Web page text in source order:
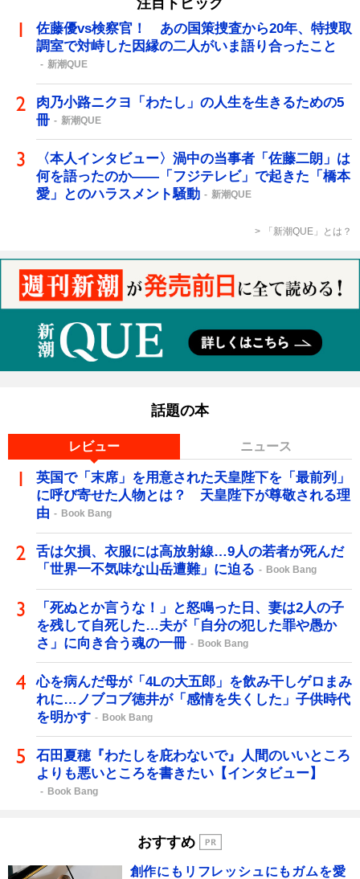
佐藤優vs検察官！ あの国策捜査から20年、特捜取
調室で対峙した因縁の二人がいま語り合ったこと
新潮QUE
肉乃小路ニクヨ「わたし」の人生を生きるための5
冊
新潮QUE
〈本人インタビュー〉渦中の当事者「佐藤二朗」は
何を語ったのか――「フジテレビ」で起きた「橋本
愛」とのハラスメント騒動
新潮QUE
「新潮QUE」とは？
話題の本
レビュー ニュース
英国で「末席」を用意された天皇陛下を「最前列」
に呼び寄せた人物とは？ 天皇陛下が尊敬される理
由
Book Bang
舌は欠損、衣服には高放射線…9人の若者が死んだ
「世界一不気味な山岳遭難」に迫る
Book Bang
「死ぬとか言うな！」と怒鳴った日、妻は2人の子
を残して自死した…夫が「自分の犯した罪や愚か
さ」に向き合う魂の一冊
Book Bang
心を病んだ母が「4Lの大五郎」を飲み干しゲロまみ
れに…ノブコブ徳井が「感情を失くした」子供時代
を明かす
Book Bang
石田夏穂『わたしを庇わないで』人間のいいところ
よりも悪いところを書きたい【インタビュー】
Book Bang
おすすめ
創作にもリフレッシュにもガムを愛